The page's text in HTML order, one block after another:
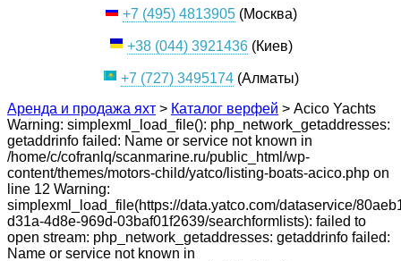
+7 (495) 4813905(Москва)
+38 (044) 3921436(Киев)
+7 (727) 3495174(Алматы)
Аренда и продажа яхт > Каталог верфей > Acico Yachts
Warning: simplexml_load_file(): php_network_getaddresses:
getaddrinfo failed: Name or service not known in
/home/c/cofranlq/scanmarine.ru/public_html/wp-
content/themes/motors-child/yatco/listing-boats-acico.php on
line 12 Warning:
simplexml_load_file(https://data.yatco.com/dataservice/
d31a-4d8e-969d-03baf01f2639/searchformlists): failed to
open stream: php_network_getaddresses: getaddrinfo failed:
Name or service not known in